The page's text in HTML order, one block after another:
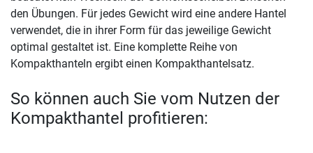
den Übungen. Für jedes Gewicht wird eine andere Hantel
verwendet, die in ihrer Form für das jeweilige Gewicht
optimal gestaltet ist. Eine komplette Reihe von
Kompakthanteln ergibt einen Kompakthantelsatz.
So können auch Sie vom Nutzen der
Kompakthantel profitieren: